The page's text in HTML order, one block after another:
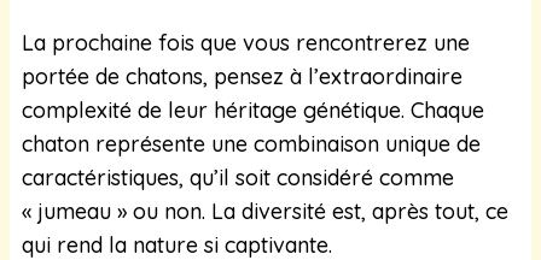
La prochaine fois que vous rencontrerez une
portée de chatons, pensez à l’extraordinaire
complexité de leur héritage génétique. Chaque
chaton représente une combinaison unique de
caractéristiques, qu’il soit considéré comme
« jumeau » ou non. La diversité est, après tout, ce
qui rend la nature si captivante.